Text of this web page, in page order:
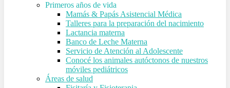
Primeros años de vida
Mamás & Papás Asistencial Médica
Talleres para la preparación del nacimiento
Lactancia materna
Banco de Leche Materna
Servicio de Atención al Adolescente
Conocé los animales autóctonos de nuestros
móviles pediátricos
Áreas de salud